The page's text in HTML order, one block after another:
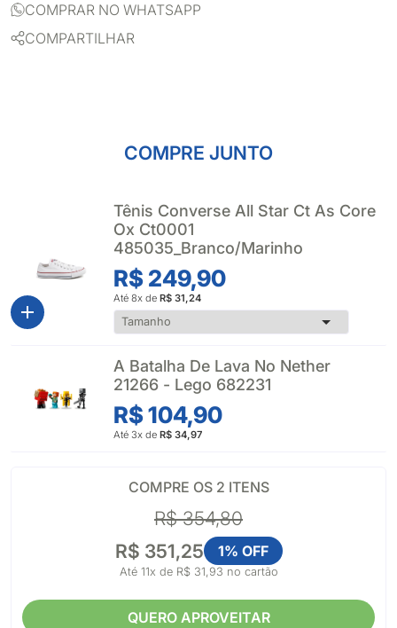
COMPRAR NO WHATSAPP
COMPARTILHAR
COMPRE JUNTO
Tênis Converse All Star Ct As Core
Ox Ct0001
485035_Branco/Marinho
R$ 249,90
Até 8x de R$ 31,24
A Batalha De Lava No Nether
21266 - Lego 682231
R$ 104,90
Até 3x de R$ 34,97
COMPRE OS 2 ITENS
R$ 354,80
R$ 351,25
1% OFF
Até 11x de R$ 31,93 no cartão
QUERO APROVEITAR